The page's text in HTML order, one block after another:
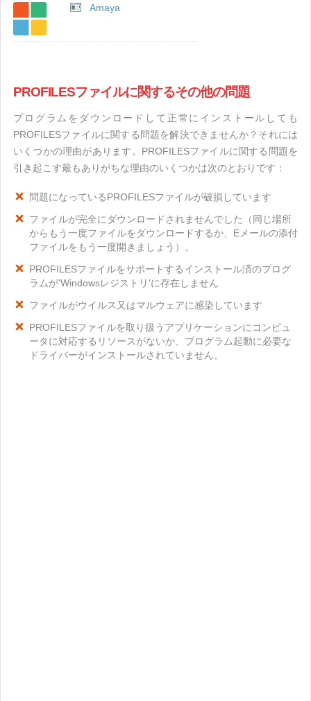
Amaya
PROFILESファイルに関するその他の問題
プログラムをダウンロードして正常にインストールしても
PROFILESファイルに関する問題を解決できませんか？それには
いくつかの理由があります。PROFILESファイルに関する問題を
引き起こす最もありがちな理由のいくつかは次のとおりです：
問題になっているPROFILESファイルが破損しています
ファイルが完全にダウンロードされませんでした（同じ場所
からもう一度ファイルをダウンロードするか、Eメールの添付
ファイルをもう一度開きましょう）。
PROFILESファイルをサポートするインストール済のプログ
ラムが'Windowsレジストリ'に存在しません
ファイルがウイルス又はマルウェアに感染しています
PROFILESファイルを取り扱うアプリケーションにコンピュ
ータに対応するリソースがないか、プログラム起動に必要な
ドライバーがインストールされていません。